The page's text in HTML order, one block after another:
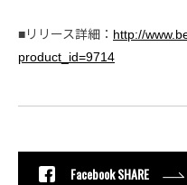
■リリース詳細： http://
product_id=9714
Facebook SHARE